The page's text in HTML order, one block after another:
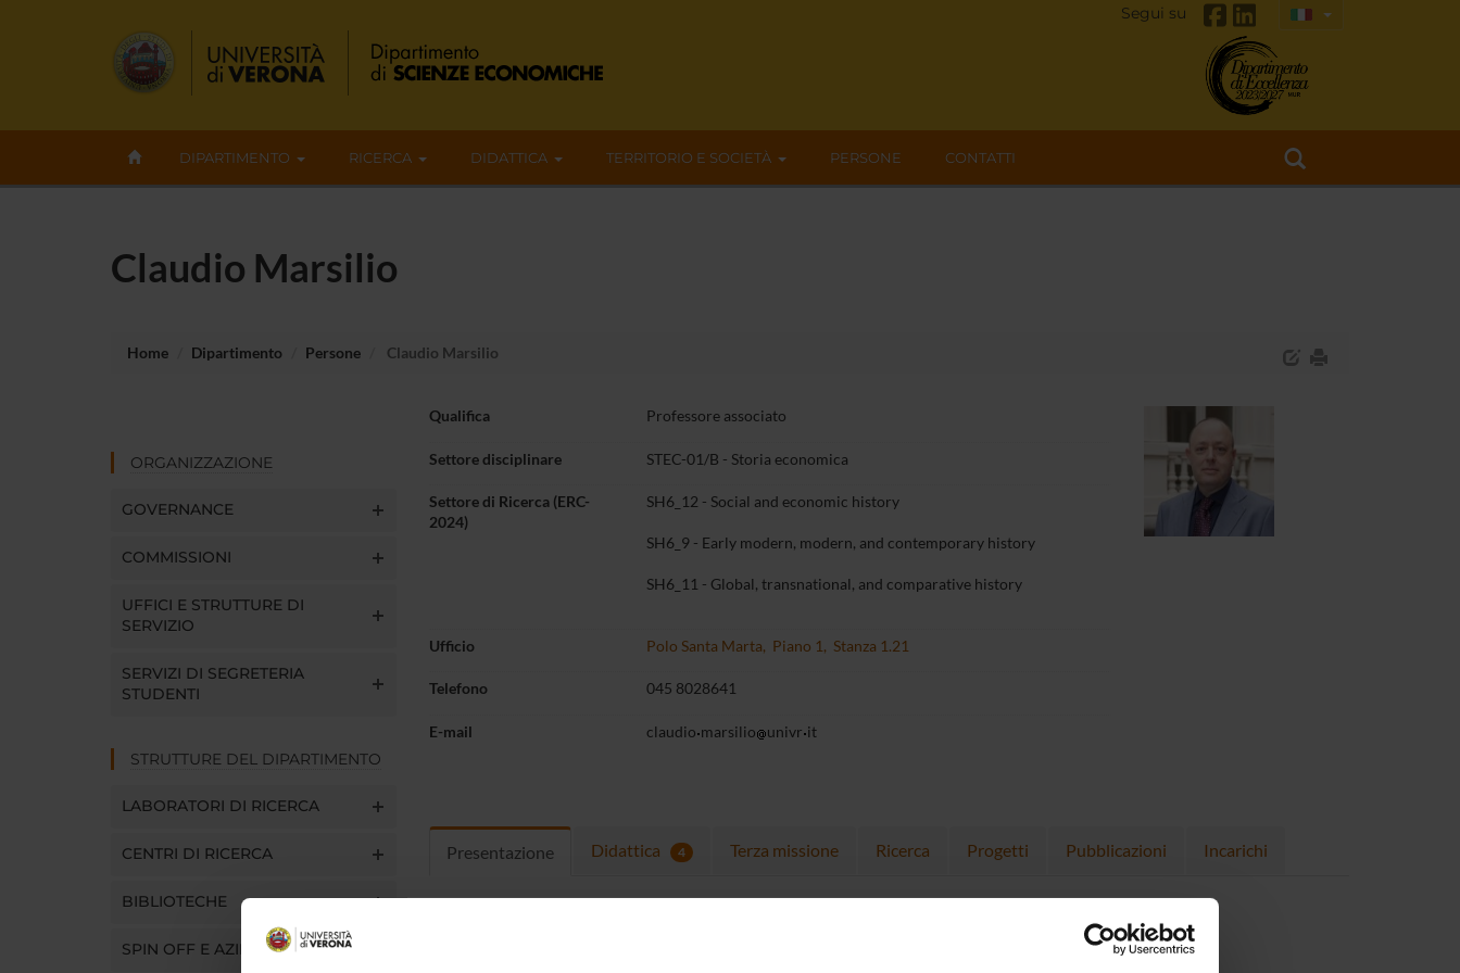
Segui su
DIPARTIMENTO RICERCA DIDATTICA TERRITORIO E SOCIETÀ PERSONE CONTATTI
Claudio Marsilio
Home Dipartimento Persone Claudio Marsilio
ORGANIZZAZIONE
GOVERNANCE
COMMISSIONI
UFFICI E STRUTTURE DI
SERVIZIO
SERVIZI DI SEGRETERIA
STUDENTI
STRUTTURE DEL DIPARTIMENTO
LABORATORI DI RICERCA
CENTRI DI RICERCA
BIBLIOTECHE
SPIN OFF E AZIENDE
Qualifica Professore associato
Settore disciplinare STEC-01/B - Storia economica
Settore di Ricerca (ERC-
2024)
SH6_12 - Social and economic history
SH6_9 - Early modern, modern, and contemporary history
SH6_11 - Global, transnational, and comparative history
Ufficio Polo Santa Marta, Piano 1, Stanza 1.21
Telefono 045 8028641
E-mail claudio marsilio univr it
Presentazione Didattica 4 Terza missione Ricerca Progetti Pubblicazioni Incarichi